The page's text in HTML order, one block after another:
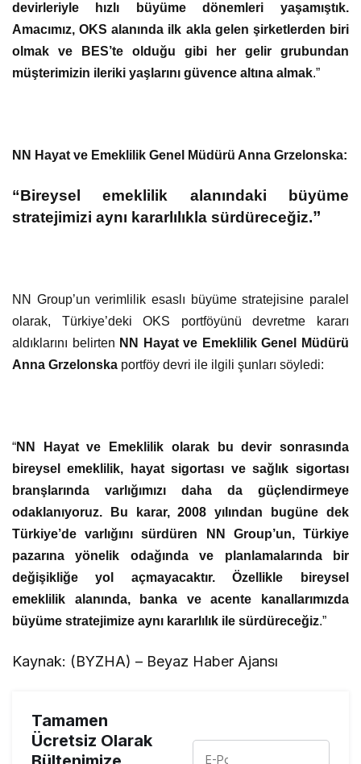
devirleriyle hızlı büyüme dönemleri yaşamıştık.
Amacımız, OKS alanında ilk akla gelen şirketlerden biri
olmak ve BES’te olduğu gibi her gelir grubundan
müşterimizin ileriki yaşlarını güvence altına almak.”
NN Hayat ve Emeklilik Genel Müdürü Anna Grzelonska:
“Bireysel emeklilik alanındaki büyüme
stratejimizi aynı kararlılıkla sürdüreceğiz.”
NN Group’un verimlilik esaslı büyüme stratejisine paralel
olarak, Türkiye’deki OKS portföyünü devretme kararı
aldıklarını belirten NN Hayat ve Emeklilik Genel Müdürü
Anna Grzelonska portföy devri ile ilgili şunları söyledi:
“NN Hayat ve Emeklilik olarak bu devir sonrasında
bireysel emeklilik, hayat sigortası ve sağlık sigortası
branşlarında varlığımızı daha da güçlendirmeye
odaklanıyoruz. Bu karar, 2008 yılından bugüne dek
Türkiye’de varlığını sürdüren NN Group’un, Türkiye
pazarına yönelik odağında ve planlamalarında bir
değişikliğe yol açmayacaktır. Özellikle bireysel
emeklilik alanında, banka ve acente kanallarımızda
büyüme stratejimize aynı kararlılık ile sürdüreceğiz.”
Kaynak: (BYZHA) – Beyaz Haber Ajansı
Tamamen
Ücretsiz Olarak